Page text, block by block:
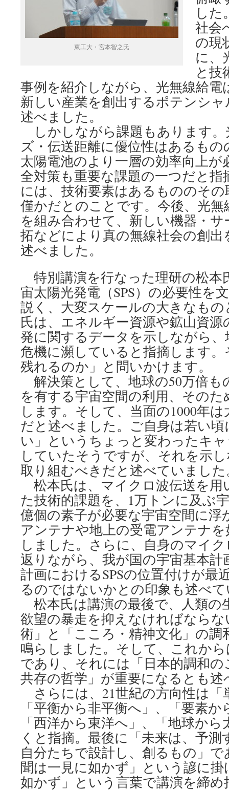
東工大・宮本智之氏
した
社会
の現
に、
と技
事例を紹介しながら、光無線給
新しい産業を創出するポテンシ
述べました。
しかしながら課題もあります。
ズ・伝送距離に優位性はあるも
太陽電池のより一層の効率向上
全対策も重要な課題の一つだと指
には、技術要素はあるもののそ
僅かだとのことです。今後、光無
を組み合わせて、新しい機器・
拓などにより真の無線社会の創
述べました。
特別講演を行なった理研の松本
宙太陽光発電（SPS）の必要性を
説く、大変スケールの大きなも
氏は、エネルギー資源や鉱山資源
発に関するデータを示しながら
危機に瀕していると指摘します
残れるのか」と問いかけます。
解決策として、地球の50万倍も
を有する宇宙空間の利用、その
します。そして、当面の1000年
だと述べました。ご自身は若い
い」というちょっと変わったキ
していたそうですが、それを示
取り組むべきだと述べていました
松本氏は、マイクロ波伝送を用
た技術的課題を、1万トンに及ぶ
億個の素子が必要な宇宙空間に浮
アンテナや地上の受電アンテナ
しました。さらに、自身のマイ
返りながら、我が国の宇宙基本
計画におけるSPSの位置付けが最
るのではないかとの印象も述べ
松本氏は講演の最後で、人類の
欲望の暴走を抑えなければなら
術」と「こころ・精神文化」の調
鳴らしました。そして、これか
であり、それには「日本的調和
共存の哲学」が重要になるとも述
さらには、21世紀の方向性は「
「平衡から非平衡へ」、「要素
「西洋から東洋へ」、「地球か
くと指摘。最後に「未来は、予
自分たちで設計し、創るもの」
聞は一見に如かず」という諺に
如かず」という言葉で講演を締